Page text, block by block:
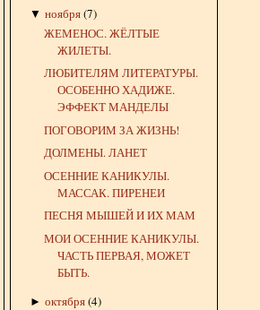
▼ ноября(7)
ЖЕМЕНОС. ЖЁЛТЫЕ
ЖИЛЕТЫ.
ЛЮБИТЕЛЯМ ЛИТЕРАТУРЫ.
ОСОБЕННО ХАДИЖЕ.
ЭФФЕКТ МАНДЕЛЫ
ПОГОВОРИМ ЗА ЖИЗНЬ!
ДОЛМЕНЫ. ЛАНЕТ
ОСЕННИЕ КАНИКУЛЫ.
МАССАК. ПИРЕНЕИ
ПЕСНЯ МЫШЕЙ И ИХ МАМ
МОИ ОСЕННИЕ КАНИКУЛЫ.
ЧАСТЬ ПЕРВАЯ, МОЖЕТ
БЫТЬ.
► октября(4)